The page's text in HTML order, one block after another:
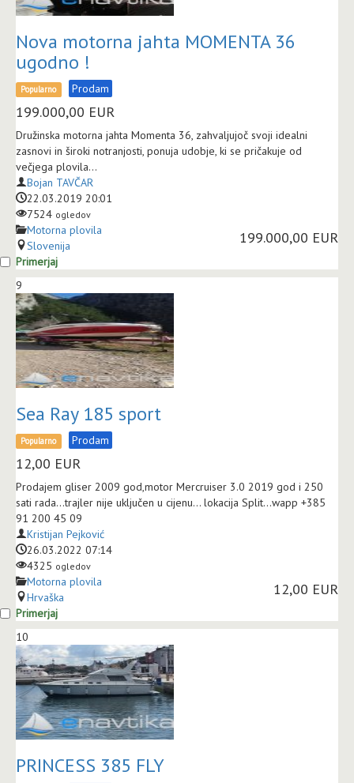
Nova motorna jahta MOMENTA 36
ugodno !
Popularno Prodam
199.000,00 EUR
Družinska motorna jahta Momenta 36, zahvaljujoč svoji idealni
zasnovi in široki notranjosti, ponuja udobje, ki se pričakuje od
večjega plovila...
Bojan TAVČAR
22.03.2019 20:01
7524 ogledov
199.000,00 EUR
Motorna plovila
Slovenija
Primerjaj
9
Sea Ray 185 sport
Popularno Prodam
12,00 EUR
Prodajem gliser 2009 god,motor Mercruiser 3.0 2019 god i 250
sati rada...trajler nije uključen u cijenu... lokacija Split...wapp +385
91 200 45 09
Kristijan Pejković
26.03.2022 07:14
4325 ogledov
12,00 EUR
Motorna plovila
Hrvaška
Primerjaj
10
PRINCESS 385 FLY